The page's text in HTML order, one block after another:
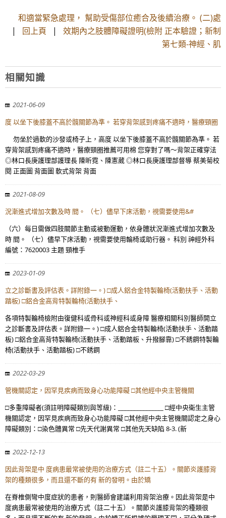
和適當緊急處理， 幫助受傷部位癒合及後續治療。 (二)處
| 回上頁 | 效期內之肢體障礙證明(檢附 正本驗證；新制
第七類-神經、肌
相關知識
2021-06-09
度 以坐下後膝蓋不高於髖關節為準。 若穿背架感到疼痛不適時，醫療頸圈
勿坐於過軟的沙發或椅子上，高度 以坐下後膝蓋不高於髖關節為準。 若
穿背架感到疼痛不適時，醫療頸圈推薦可用棉 您穿對了嗎～背架正確穿法
◎林口長庚護理部護理長 陳昕霓、陳憲葳 ◎林口長庚護理部督導 蔡美菊校
閱 正面圖 背面圖 軟式背架 背面
2021-08-09
況漸進式增加次數及時 間。 （七）儘早下床活動，視需要使用&#
（六）每日需做四肢關節主動或被動運動，依身體狀況漸進式增加次數及
時 間。 （七）儘早下床活動，視需要使用輪椅或助行器。 科別 神經外科
編號：7620003 主題 頸椎手
2023-01-09
立之診斷書及評估表。詳附錄一。) □成人鋁合金特製輪椅(活動扶手、活動
踏板) □鋁合金高背特製輪椅(活動扶手、
各項特製輪椅檢附由復健科或骨科或神經科或身障 醫療相關科別醫師開立
之診斷書及評估表。詳附錄一。) □成人鋁合金特製輪椅(活動扶手、活動踏
板) □鋁合金高背特製輪椅(活動扶手、活動踏板、升撥腳靠) □不銹鋼特製輪
椅(活動扶手、活動踏板) □不銹鋼
2022-03-29
管機關認定，因罕見疾病而致身心功能障礙 □其他經中央主管機關
□多重障礙者(須註明障礙類別與等級)：_______________ □經中央衛生主管
機關認定，因罕見疾病而致身心功能障礙 □其他經中央主管機關認定之身心
障礙類別：□染色體異常 □先天代謝異常 □其他先天缺陷 8-3. (新
2022-12-13
因此背架是中 度病患最常被使用的治療方式（註二十五）。關節炎護膝背
架的種類很多，而且還不斷的有 新的發明。由於矯
在脊椎側彎中度症狀的患者，則醫師會建議利用背架治療。因此背架是中
度病患最常被使用的治療方式（註二十五）。關節炎護膝背架的種類很